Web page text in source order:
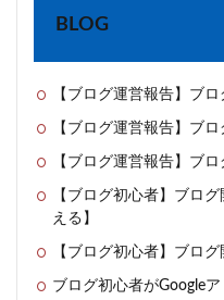
BLOG
【ブログ運営報告】ブ
【ブログ運営報告】ブ
【ブログ運営報告】ブ
【ブログ初心者】ブロ
える】
【ブログ初心者】ブロ
ブログ初心者がGoogle